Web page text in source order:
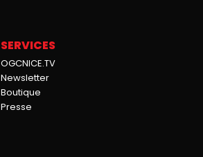
SERVICES
OGCNICE.TV
Newsletter
Boutique
Presse